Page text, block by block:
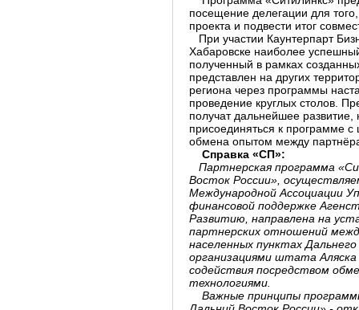
посещение делегации для
проекта и подвести итог
При участии Каунтерпарт
Хабаровске наибо­лее
полученный в рамках
представлен на других
региона через программы
проведение круглых столов.
получат дальнейшее
присоединяться к программе
обмена опытом между
Справка «СП»:
Партнерская программа
Восток России»,
Международной Ассоциации
финансовой поддержке
Развитию, направлена на
партнерских отношений
населенных пунктах
организациями штата Аляска
содействия посредством
технологиями.
Важные принципы